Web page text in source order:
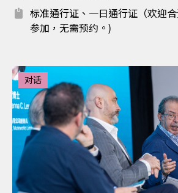
标准通行证、一日通行证（欢迎
参加，无需预约。)
对话